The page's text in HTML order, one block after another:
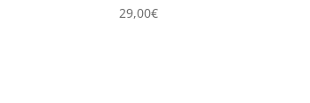
29,00€